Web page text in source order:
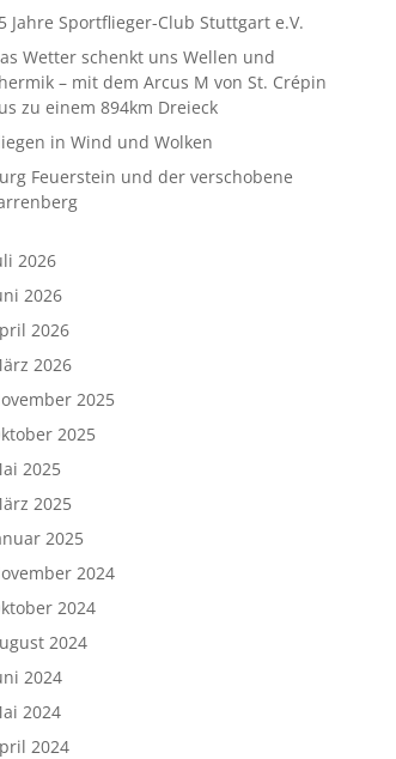
Jahre Sportflieger-Club Stuttgart e.V.
Wetter schenkt uns Wellen und
– mit dem Arcus M von St. Crépin
zu einem 894km Dreieck
in Wind und Wolken
Feuerstein und der verschobene
2026
2026
2026
2026
2025
2025
2025
2025
2025
2024
2024
2024
2024
2024
2024